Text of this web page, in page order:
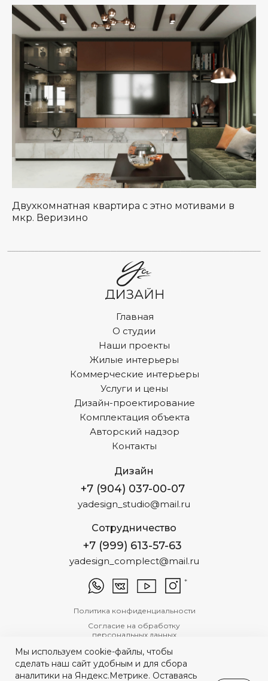
Мы используем cookie-файлы, чтобы
сделать наш сайт удобным и для сбора
аналитики на Яндекс.Метрике. Оставаясь
Двухкомнатная квартира с этно мотивами в
мкр. Веризино
*Принадлежит Meta,
Сотрудничество
Дизайн
+7 (999) 613-57-63
yadesign_complect@mail.ru
+7 (904) 037-00-07
yadesign_studio@mail.ru
Главная
Разработка сайта
О студии
Политика конфиденциальности
Согласие на обработку
персональных данных
Наши проекты
Услуги и цены
Контакты
Жилые интерьеры
Коммерческие интерьеры
Дизайн-проектирование
Комплектация объекта
Авторский надзор
*